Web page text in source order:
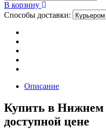
В корзину
Способы доставки:
Описание
Купить в Нижнем
доступной цене